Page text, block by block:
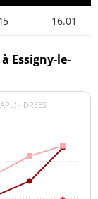
16.01
Essigny-le-
- DREES